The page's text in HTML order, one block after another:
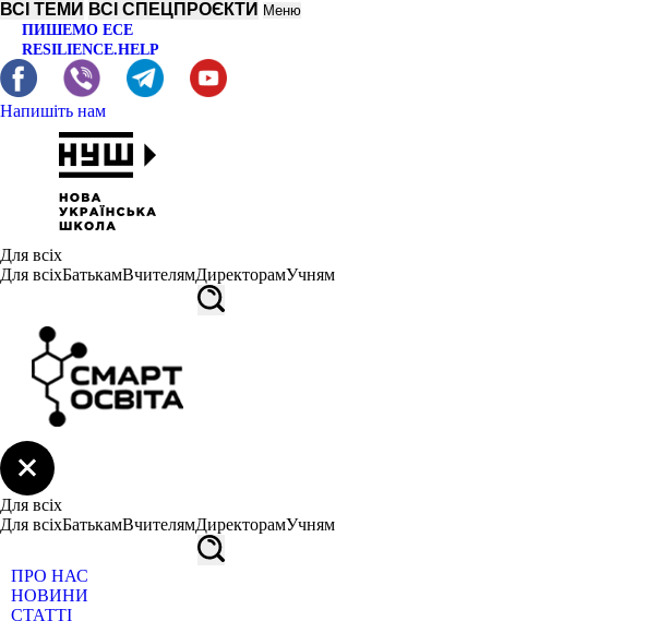
ВСІ ТЕМИ ВСІ СПЕЦПРОЄКТИ Меню
ПИШЕМО ЕСЕ
RESILIENCE.HELP
Напишіть нам
Для всіх
Для всіхБатькамВчителямДиректорамУчням
Для всіх
Для всіхБатькамВчителямДиректорамУчням
ПРО НАС
НОВИНИ
СТАТТІ